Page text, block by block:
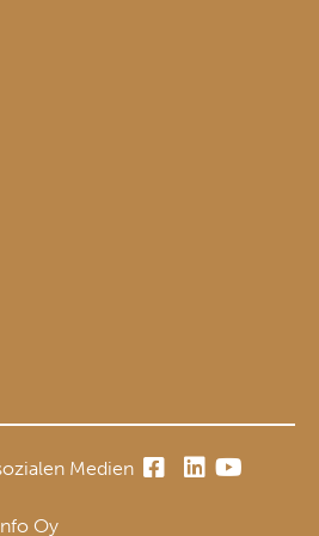
Medien
Oy